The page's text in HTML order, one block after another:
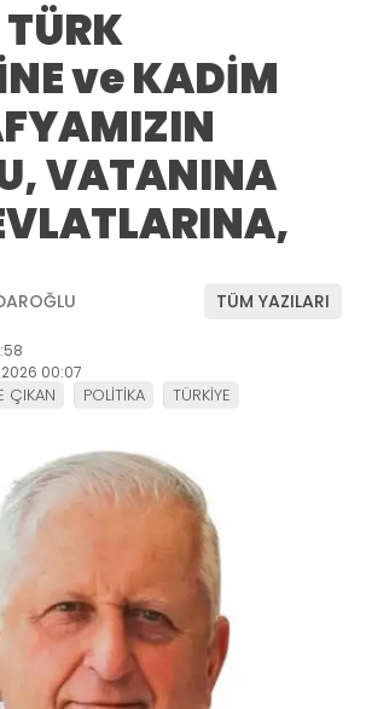
ve KADİM
VATANINA
TÜM YAZILARI
00:07
ÇIKAN POLİTİKA TÜRKİYE